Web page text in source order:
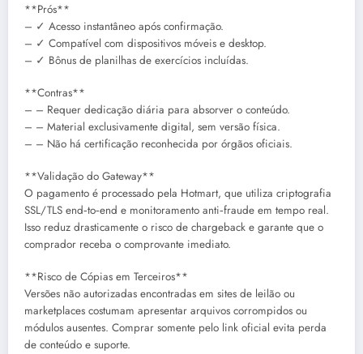
**Prós**
– ✓ Acesso instantâneo após confirmação.
– ✓ Compatível com dispositivos móveis e desktop.
– ✓ Bônus de planilhas de exercícios incluídas.
**Contras**
– – Requer dedicação diária para absorver o conteúdo.
– – Material exclusivamente digital, sem versão física.
– – Não há certificação reconhecida por órgãos oficiais.
**Validação do Gateway**
O pagamento é processado pela Hotmart, que utiliza criptografia
SSL/TLS end‑to‑end e monitoramento anti‑fraude em tempo real.
Isso reduz drasticamente o risco de chargeback e garante que o
comprador receba o comprovante imediato.
**Risco de Cópias em Terceiros**
Versões não autorizadas encontradas em sites de leilão ou
marketplaces costumam apresentar arquivos corrompidos ou
módulos ausentes. Comprar somente pelo link oficial evita perda
de conteúdo e suporte.